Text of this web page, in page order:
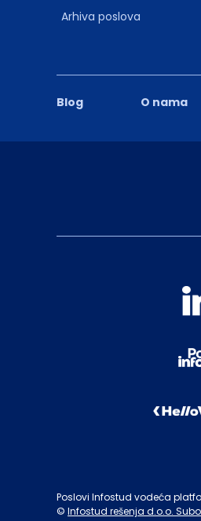
Blog O nama
Arhiva poslova
Poslovi Infostud vodeća
© Infostud rešenja d.o.o.